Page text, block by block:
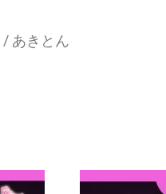
/ あきとん